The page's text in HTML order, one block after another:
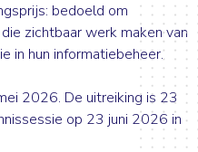
bedoeld om
zichtbaar werk maken van
in hun informatiebeheer.
2026. De uitreiking is 23
op 23 juni 2026 in